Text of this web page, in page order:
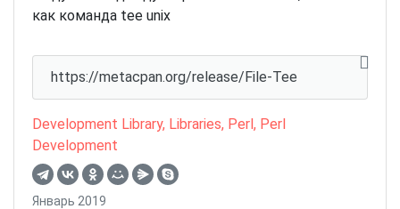
как команда tee unix
https://metacpan.org/release/File-Tee
Development Library, Libraries, Perl, Perl
Development
Январь 2019